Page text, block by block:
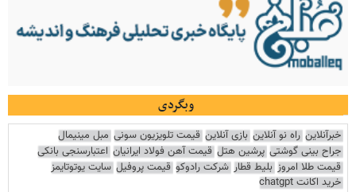
وبگردی
خبرآنلاین راه نو آنلاین بازی آنلاین قیمت تلویزیون سونی مبل مینیمال
جراح بینی گوشتی پرشین هتل قیمت آهن فولاد ایرانیان اعتبارسنجی بانکی
قیمت طلا امروز بلیط قطار شرکت رادوکو قیمت پروفیل سایت یوتوتایمز
خرید اکانت chatgpt